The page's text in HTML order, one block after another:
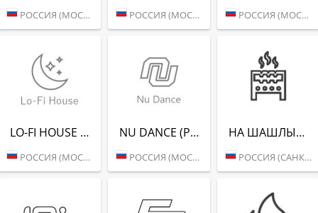
РОССИЯ (МОСКВА) РОССИЯ (МОСКВА) РОССИЯ (МОСКВА)
LO-FI HOUSE (РАДИО РЕКОРД)
РОССИЯ (МОСКВА)
NU DANCE (РАДИО РЕКОРД)
РОССИЯ (МОСКВА)
НА ШАШЛЫКИ (РАДИО РЕКОРД)
РОССИЯ (САНКТ-ПЕТЕРБУРГ)